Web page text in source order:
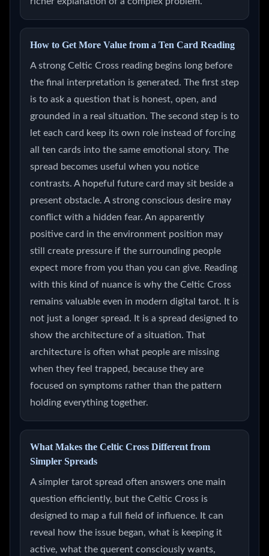
How to Get More Value from a Ten Card Reading
A strong Celtic Cross reading begins long before
the final interpretation is generated. The first step
is to ask a question that is honest, open, and
grounded in a real situation. The second step is to
let each card keep its own role instead of forcing
all ten cards into the same emotional story. The
spread becomes useful when you notice
contrasts. A hopeful future card may sit beside a
present obstacle. A strong conscious desire may
conflict with a hidden fear. An apparently
positive card in the environment position may
still create pressure if the surrounding people
expect more from you than you can give. Reading
with this kind of nuance is why the Celtic Cross
remains valuable even in modern digital tarot. It is
not just a longer spread. It is a spread designed to
show the architecture of a situation. That
architecture is often what people are missing
when they feel trapped, because they are
focused on symptoms rather than the pattern
holding everything together.
What Makes the Celtic Cross Different from
Simpler Spreads
A simpler tarot spread often answers one main
question efficiently, but the Celtic Cross is
designed to map a full field of influence. It can
reveal how the issue began, what is keeping it
active, what the querent consciously wants,